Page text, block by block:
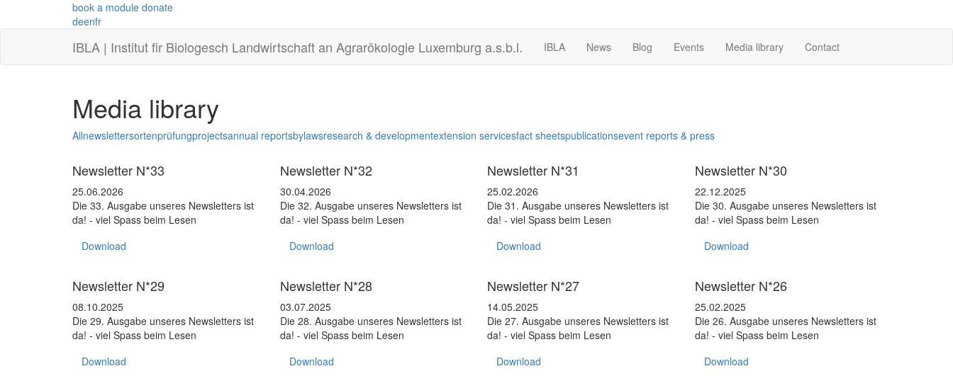
book a module donate
deenfr
IBLA | Institut fir Biologesch Landwirtschaft an Agrarökologie Luxemburg a.s.b.l. IBLA News Blog Events Media library Contact
Media library
Allnewslettersortenprüfungprojectsannual reportsbylawsresearch & developmentextension servicesfact sheetspublicationsevent reports & press
Newsletter N*33
25.06.2026
Die 33. Ausgabe unseres Newsletters ist
da! - viel Spass beim Lesen
Download
Newsletter N*32
30.04.2026
Die 32. Ausgabe unseres Newsletters ist
da! - viel Spass beim Lesen
Download
Newsletter N*31
25.02.2026
Die 31. Ausgabe unseres Newsletters ist
da! - viel Spass beim Lesen
Download
Newsletter N*30
22.12.2025
Die 30. Ausgabe unseres Newsletters ist
da! - viel Spass beim Lesen
Download
Newsletter N*29
08.10.2025
Die 29. Ausgabe unseres Newsletters ist
da! - viel Spass beim Lesen
Download
Newsletter N*28
03.07.2025
Die 28. Ausgabe unseres Newsletters ist
da! - viel Spass beim Lesen
Download
Newsletter N*27
14.05.2025
Die 27. Ausgabe unseres Newsletters ist
da! - viel Spass beim Lesen
Download
Newsletter N*26
25.02.2025
Die 26. Ausgabe unseres Newsletters ist
da! - viel Spass beim Lesen
Download